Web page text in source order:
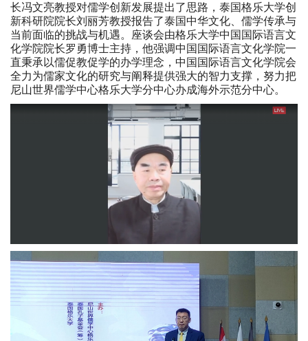
长冯文亮教授对儒学创新发展提出了思路，泰国格乐大学创
新科研院院长刘丽芳教授报告了泰国中华文化、儒学传承与
当前面临的挑战与机遇。座谈会由格乐大学中国国际语言文
化学院院长罗勇博士主持，他强调中国国际语言文化学院一
直秉承以儒促教促学的办学理念，中国国际语言文化学院会
全力为儒家文化的研究与阐释提供强大的智力支撑，努力把
尼山世界儒学中心格乐大学分中心办成海外示范分中心。